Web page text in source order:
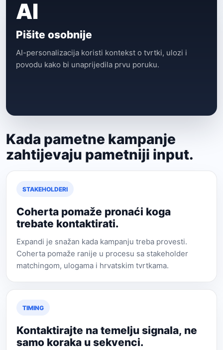
AI
Pišite osobnije
AI-personalizacija koristi kontekst o tvrtki, ulozi i
povodu kako bi unaprijedila prvu poruku.
Kada pametne kampanje
zahtijevaju pametniji input.
STAKEHOLDERI
Coherta pomaže pronaći koga
trebate kontaktirati.
Expandi je snažan kada kampanju treba provesti.
Coherta pomaže ranije u procesu sa stakeholder
matchingom, ulogama i hrvatskim tvrtkama.
TIMING
Kontaktirajte na temelju signala, ne
samo koraka u sekvenci.